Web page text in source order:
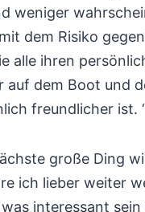
weniger
dem Risiko
alle ihren
dem Boot und
freundlicher ist.
große Ding
ich lieber weiter
interessant